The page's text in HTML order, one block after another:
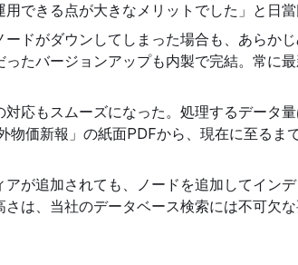
できる点が大きなメリットでした」と日當
ドがダウンしてしまった場合も、あらか
たバージョンアップも内製で完結。常に
応もスムーズになった。処理するデータ
価新報」の紙面PDFから、現在に至るま
が追加されても、ノードを追加してイン
は、当社のデータベース検索には不可欠な